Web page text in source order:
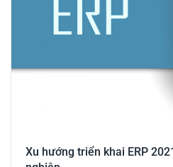
Xu hướng triển khai ERP